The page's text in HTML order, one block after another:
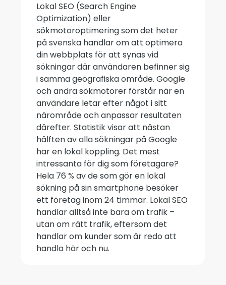
Lokal SEO (Search Engine
Optimization) eller
sökmotoroptimering som det heter
på svenska handlar om att optimera
din webbplats för att synas vid
sökningar där användaren befinner sig
i samma geografiska område. Google
och andra sökmotorer förstår när en
användare letar efter något i sitt
närområde och anpassar resultaten
därefter. Statistik visar att nästan
hälften av alla sökningar på Google
har en lokal koppling. Det mest
intressanta för dig som företagare?
Hela 76 % av de som gör en lokal
sökning på sin smartphone besöker
ett företag inom 24 timmar. Lokal SEO
handlar alltså inte bara om trafik –
utan om rätt trafik, eftersom det
handlar om kunder som är redo att
handla här och nu.